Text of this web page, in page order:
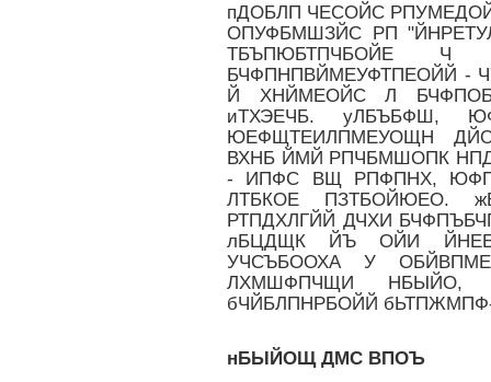
пДОБЛП ЧЕСОЙС
ОПУФБМШЗЙС РП
ТБЪПЮБТПЧБОЙЕ Ч
БЧФПНПВЙМЕУФТПЕОЙЙ -
Й ХНЙМЕОЙС Л
иТХЭЕЧБ. уЛБЪБФШ,
ЮЕФЩТЕИЛПМЕУОЩН
ВХНБ ЙМЙ РПЧБМШОПК
- ИПФС ВЩ РПФПНХ,
ЛТБКОЕ ПЗТБОЙЮЕО.
РТПДХЛГЙЙ ДЧХИ
лБЦДЩК ЙЪ ОЙИ
УЧСЪБООХА У
ЛХМШФПЧЩИ НБЫЙО,
бЧЙБЛПНРБОЙЙ
нБЫЙОЩ ДМС ВПОЪ